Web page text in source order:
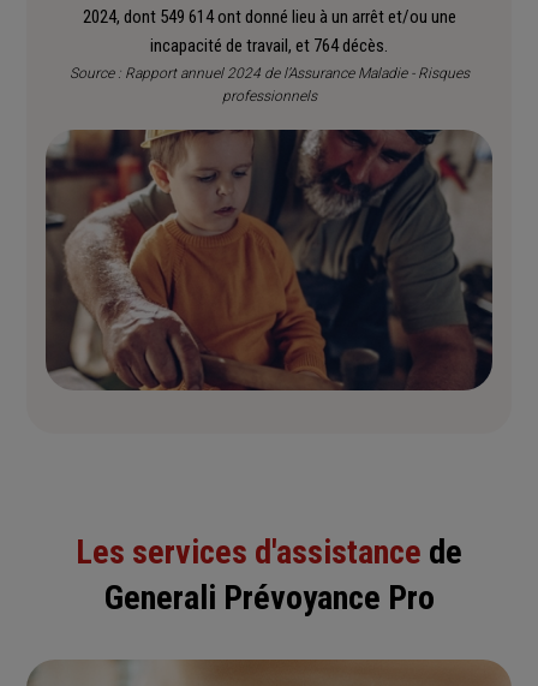
2024, dont 549 614 ont donné lieu à un arrêt et/ou une
incapacité de travail, et 764 décès.
Source : Rapport annuel 2024 de l’Assurance Maladie - Risques
professionnels
Les services d'assistance de
Generali Prévoyance Pro